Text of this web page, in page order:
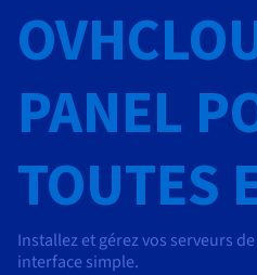
PANEL
TOUTES
Installez et gérez vos serveurs
interface simple.